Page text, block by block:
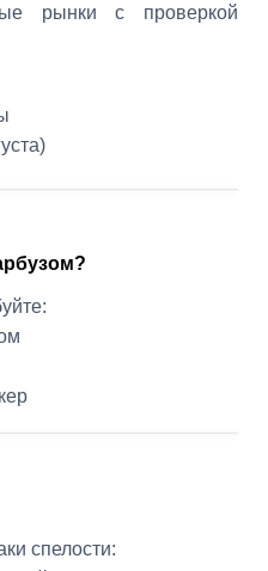
рынки с проверкой
спелости: